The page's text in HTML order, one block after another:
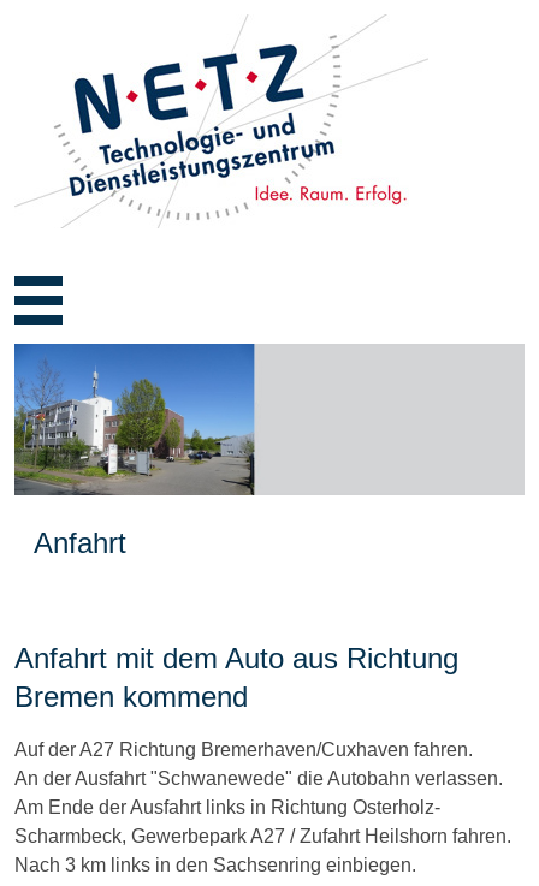
Anfahrt
Anfahrt mit dem Auto aus Richtung
Bremen kommend
Auf der A27 Richtung Bremerhaven/Cuxhaven fahren.
An der Ausfahrt "Schwanewede" die Autobahn verlassen.
Am Ende der Ausfahrt links in Richtung Osterholz-
Scharmbeck, Gewerbepark A27 / Zufahrt Heilshorn fahren.
Nach 3 km links in den Sachsenring einbiegen.